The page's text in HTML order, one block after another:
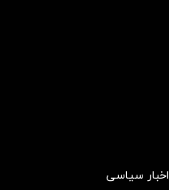
اخبار سیاسی